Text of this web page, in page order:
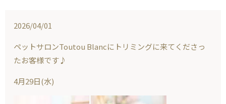
2026/04/01
ペットサロンToutou Blancにトリミングに来てくださっ
たお客様です♪
4月29日(水)